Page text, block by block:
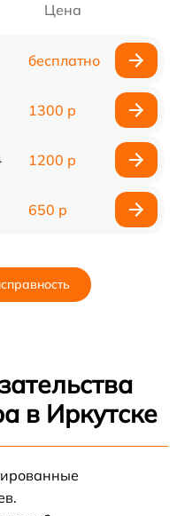
Цена
бесплатно
1300 р
1200 р
650 р
в Иркутске